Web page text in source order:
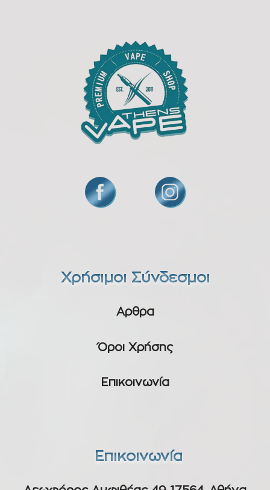
Χρήσιμοι Σύνδεσμοι
Αρθρα
Όροι Χρήσης
Επικοινωνία
Επικοινωνία